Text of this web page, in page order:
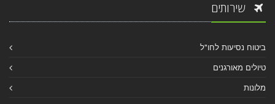
שירותים
ביטוח נסיעות לחו"ל
טיולים מאורגנים
מלונות